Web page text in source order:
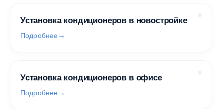
Установка кондиционеров в новостройке
Подробнее
Установка кондиционеров в офисе
Подробнее